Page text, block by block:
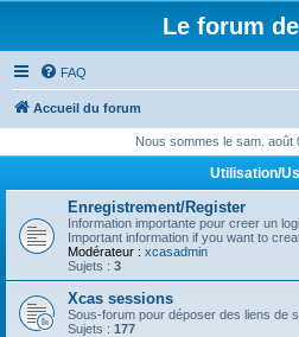
Le forum
FAQ
Accueil du forum
Nous sommes le sam. août
Utilisation/
Enregistrement/Register
Information importante pour creer un
Important information if you want to
Modérateur : xcasadmin
Sujets : 3
Xcas sessions
Sous-forum pour déposer des liens de
Sujets : 177